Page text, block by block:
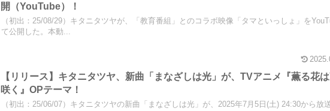
開（YouTube）！
（初出：25/08/29）キタニタツヤが、「教育番組」とのコラボ映像「タマといっしょ」を
て公開した。本動...
【リリース】キタニタツヤ、新曲「まなざしは光」が、TVアニメ『薫る花
咲く』OPテーマ！
（初出：25/06/07）キタニタツヤの新曲「まなざしは光」が、2025年7月5日(土) 24:30から放